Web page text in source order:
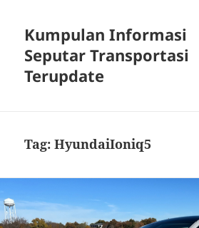
Kumpulan Informasi
Seputar Transportasi
Terupdate
Tag:HyundaiIoniq5